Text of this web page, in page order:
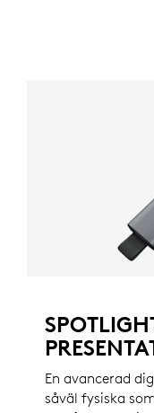
En avancerad
såväl fysiska